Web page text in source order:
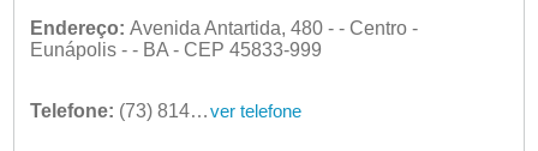
Endereço: Avenida Antartida, 480 - - Centro -
Eunápolis - - BA - CEP 45833-999
Telefone: (73) 8144-9810 ver telefone